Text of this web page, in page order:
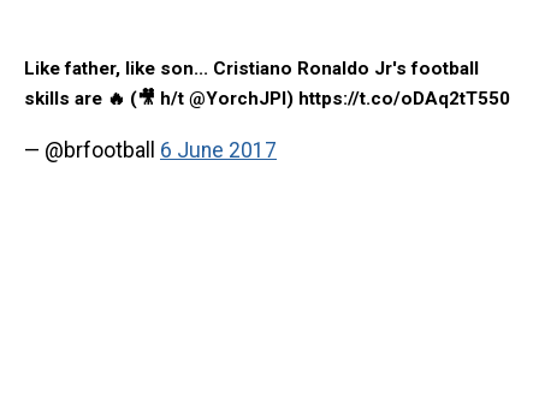
Like father, like son... Cristiano Ronaldo Jr's football
skills are 🔥 (🎥 h/t @YorchJPI) https://t.co/oDAq2tT550
— @brfootball 6 June 2017